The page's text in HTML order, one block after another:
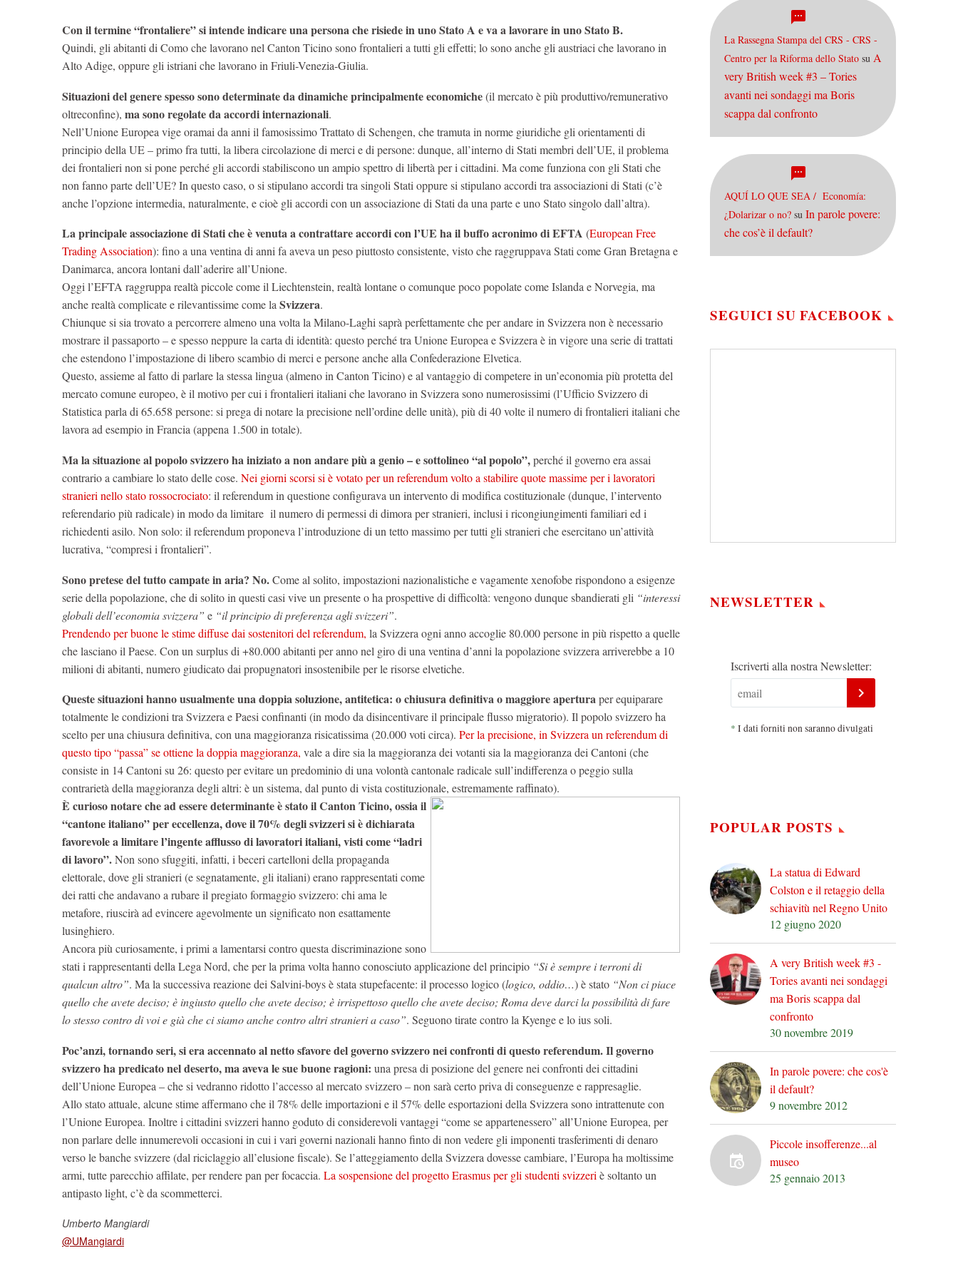
Con il termine “frontaliere” si intende indicare una persona che risiede in uno Stato A e va a lavorare in uno Stato B.
Quindi, gli abitanti di Como che lavorano nel Canton Ticino sono frontalieri a tutti gli effetti; lo sono anche gli austriaci che lavorano in
Alto Adige, oppure gli istriani che lavorano in Friuli-Venezia-Giulia.
Situazioni del genere spesso sono determinate da dinamiche principalmente economiche(il mercato è più produttivo/remunerativo
oltreconfine), ma sono regolate da accordi internazionali.
Nell’Unione Europea vige oramai da anni il famosissimo Trattato di Schengen, che tramuta in norme giuridiche gli orientamenti di
principio della UE – primo fra tutti, la libera circolazione di merci e di persone: dunque, all’interno di Stati membri dell’UE, il problema
dei frontalieri non si pone perché gli accordi stabiliscono un ampio spettro di libertà per i cittadini. Ma come funziona con gli Stati che
non fanno parte dell’UE? In questo caso, o si stipulano accordi tra singoli Stati oppure si stipulano accordi tra associazioni di Stati (c’è
anche l’opzione intermedia, naturalmente, e cioè gli accordi con un associazione di Stati da una parte e uno Stato singolo dall’altra).
La principale associazione di Stati che è venuta a contrattare accordi con l’UE ha il buffo acronimo di EFTA (European Free
Trading Association): fino a una ventina di anni fa aveva un peso piuttosto consistente, visto che raggruppava Stati come Gran Bretagna e
Danimarca, ancora lontani dall’aderire all’Unione.
Oggi l’EFTA raggruppa realtà piccole come il Liechtenstein, realtà lontane o comunque poco popolate come Islanda e Norvegia, ma
anche realtà complicate e rilevantissime come laSvizzera.
Chiunque si sia trovato a percorrere almeno una volta la Milano-Laghi saprà perfettamente che per andare in Svizzera non è necessario
mostrare il passaporto – e spesso neppure la carta di identità: questo perché tra Unione Europea e Svizzera è in vigore una serie di trattati
che estendono l’impostazione di libero scambio di merci e persone anche alla Confederazione Elvetica.
Questo, assieme al fatto di parlare la stessa lingua (almeno in Canton Ticino) e al vantaggio di competere in un’economia più protetta del
mercato comune europeo, è il motivo per cui i frontalieri italiani che lavorano in Svizzera sono numerosissimi (l’Ufficio Svizzero di
Statistica parla di 65.658 persone: si prega di notare la precisione nell’ordine delle unità), più di 40 volte il numero di frontalieri italiani che
lavora ad esempio in Francia (appena 1.500 in totale).
Ma la situazione al popolo svizzero ha iniziato a non andare più a genio – e sottolineo “al popolo”,perché il governo era assai
contrario a cambiare lo stato delle cose. Nei giorni scorsi si è votato per un referendum volto a stabilire quote massime per i lavoratori
stranieri nello stato rossocrociato: il referendum in questione configurava un intervento di modifica costituzionale (dunque, l’intervento
referendario più radicale) in modo da limitare il numero di permessi di dimora per stranieri, inclusi i ricongiungimenti familiari ed i
richiedenti asilo. Non solo: il referendum proponeva l’introduzione di un tetto massimo per tutti gli stranieri che esercitano un’attività
lucrativa, “compresi i frontalieri”.
Sono pretese del tutto campate in aria? No.Come al solito, impostazioni nazionalistiche e vagamente xenofobe rispondono a esigenze
serie della popolazione, che di solito in questi casi vive un presente o ha prospettive di difficoltà: vengono dunque sbandierati gli “interessi
globali dell’economia svizzera” e “il principio di preferenza agli svizzeri”.
Prendendo per buone le stime diffuse dai sostenitori del referendum, la Svizzera ogni anno accoglie 80.000 persone in più rispetto a quelle
che lasciano il Paese. Con un surplus di +80.000 abitanti per anno nel giro di una ventina d’anni la popolazione svizzera arriverebbe a 10
milioni di abitanti, numero giudicato dai propugnatori insostenibile per le risorse elvetiche.
Queste situazioni hanno usualmente una doppia soluzione, antitetica: o chiusura definitiva o maggiore aperturaper equiparare
totalmente le condizioni tra Svizzera e Paesi confinanti (in modo da disincentivare il principale flusso migratorio). Il popolo svizzero ha
scelto per una chiusura definitiva, con una maggioranza risicatissima (20.000 voti circa). Per la precisione, in Svizzera un referendum di
questo tipo “passa” se ottiene la doppia maggioranza, vale a dire sia la maggioranza dei votanti sia la maggioranza dei Cantoni (che
consiste in 14 Cantoni su 26: questo per evitare un predominio di una volontà cantonale radicale sull’indifferenza o peggio sulla
contrarietà della maggioranza degli altri: è un sistema, dal punto di vista costituzionale, estremamente raffinato).
È curioso notare che ad essere determinante è stato il Canton Ticino, ossia il
“cantone italiano” per eccellenza, dove il 70% degli svizzeri si è dichiarata
favorevole a limitare l’ingente afflusso di lavoratori italiani, visti come “ladri
di lavoro”.Non sono sfuggiti, infatti, i beceri cartelloni della propaganda
elettorale, dove gli stranieri (e segnatamente, gli italiani) erano rappresentati come
dei ratti che andavano a rubare il pregiato formaggio svizzero: chi ama le
metafore, riuscirà ad evincere agevolmente un significato non esattamente
lusinghiero.
Ancora più curiosamente, i primi a lamentarsi contro questa discriminazione sono
stati i rappresentanti della Lega Nord, che per la prima volta hanno conosciuto applicazione del principio “Si è sempre i terroni di
qualcun altro”. Ma la successiva reazione dei Salvini-boys è stata stupefacente: il processo logico (logico, oddio…) è stato “Non ci piace
quello che avete deciso; è ingiusto quello che avete deciso; è irrispettoso quello che avete deciso; Roma deve darci la possibilità di fare
lo stesso contro di voi e già che ci siamo anche contro altri stranieri a caso”. Seguono tirate contro la Kyenge e lo ius soli.
Poc’anzi, tornando seri, si era accennato al netto sfavore del governo svizzero nei confronti di questo referendum. Il governo
svizzero ha predicato nel deserto, ma aveva le sue buone ragioni: una presa di posizione del genere nei confronti dei cittadini
dell’Unione Europea – che si vedranno ridotto l’accesso al mercato svizzero – non sarà certo priva di conseguenze e rappresaglie.
Allo stato attuale, alcune stime affermano che il 78% delle importazioni e il 57% delle esportazioni della Svizzera sono intrattenute con
l’Unione Europea. Inoltre i cittadini svizzeri hanno goduto di considerevoli vantaggi “come se appartenessero” all’Unione Europea, per
non parlare delle innumerevoli occasioni in cui i vari governi nazionali hanno finto di non vedere gli imponenti trasferimenti di denaro
verso le banche svizzere (dal riciclaggio all’elusione fiscale). Se l’atteggiamento della Svizzera dovesse cambiare, l’Europa ha moltissime
armi, tutte parecchio affilate, per rendere pan per focaccia. La sospensione del progetto Erasmus per gli studenti svizzeri è soltanto un
antipasto light, c’è da scommetterci.
Umberto Mangiardi
@UMangiardi
La Rassegna Stampa del CRS - CRS -
Centro per la Riforma dello Stato su A
very British week #3 – Tories
avanti nei sondaggi ma Boris
scappa dal confronto
AQUÍ LO QUE SEA / Economía:
¿Dolarizar o no? su In parole povere:
che cos’è il default?
SEGUICI SU FACEBOOK
NEWSLETTER
Iscriverti alla nostra Newsletter:
* I dati forniti non saranno divulgati
POPULAR POSTS
La statua di Edward
Colston e il retaggio della
schiavitù nel Regno Unito
12 giugno 2020
A very British week #3 -
Tories avanti nei sondaggi
ma Boris scappa dal
confronto
30 novembre 2019
In parole povere: che cos'è
il default?
9 novembre 2012
Piccole insofferenze...al
museo
25 gennaio 2013